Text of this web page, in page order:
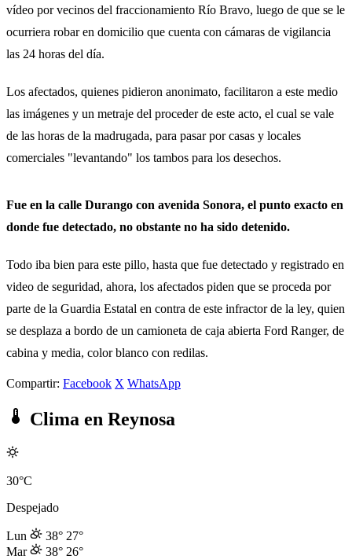
vídeo por vecinos del fraccionamiento Río Bravo, luego de que se le
ocurriera robar en domicilio que cuenta con cámaras de vigilancia
las 24 horas del día.
Los afectados, quienes pidieron anonimato, facilitaron a este medio
las imágenes y un metraje del proceder de este acto, el cual se vale
de las horas de la madrugada, para pasar por casas y locales
comerciales "levantando" los tambos para los desechos.
Fue en la calle Durango con avenida Sonora, el punto exacto en
donde fue detectado, no obstante no ha sido detenido.
Todo iba bien para este pillo, hasta que fue detectado y registrado en
video de seguridad, ahora, los afectados piden que se proceda por
parte de la Guardia Estatal en contra de este infractor de la ley, quien
se desplaza a bordo de un camioneta de caja abierta Ford Ranger, de
cabina y media, color blanco con redilas.
Compartir: Facebook X WhatsApp
Clima en Reynosa
30°C
Despejado
Lun 38° 27°
Mar
38° 26°